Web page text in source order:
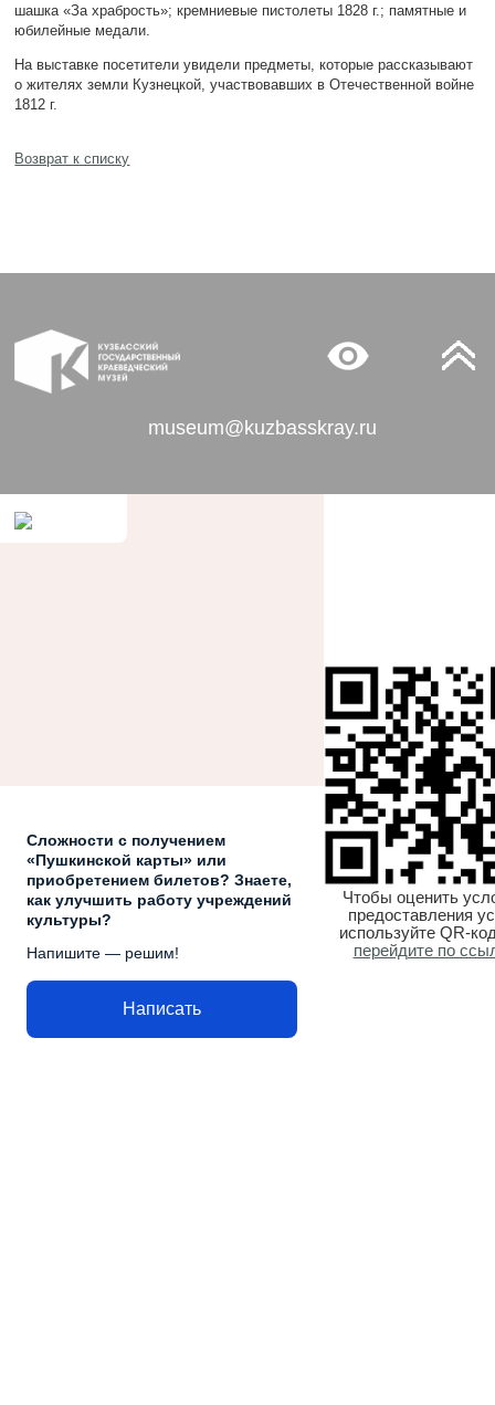
шашка «За храбрость»; кремниевые пистолеты 1828 г.; памятные и
юбилейные медали.
На выставке посетители увидели предметы, которые рассказывают
о жителях земли Кузнецкой, участвовавших в Отечественной войне
1812 г.
Возврат к списку
museum@kuzbasskray.ru
Сложности с получением
«Пушкинской карты» или
приобретением билетов? Знаете,
как улучшить работу учреждений
культуры?
Напишите — решим!
Написать
Чтобы оценить
предоставления
используйте QR-
перейдите по